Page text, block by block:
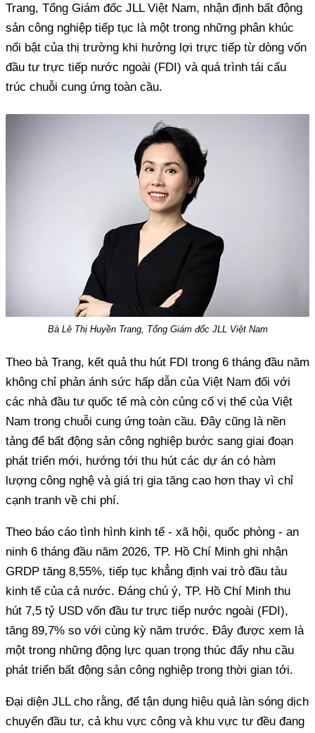
Trang, Tổng Giám đốc JLL Việt Nam, nhận định bất động
sản công nghiệp tiếp tục là một trong những phân khúc
nổi bật của thị trường khi hưởng lợi trực tiếp từ dòng vốn
đầu tư trực tiếp nước ngoài (FDI) và quá trình tái cấu
trúc chuỗi cung ứng toàn cầu.
Bà Lê Thị Huyền Trang, Tổng Giám đốc JLL Việt Nam
Theo bà Trang, kết quả thu hút FDI trong 6 tháng đầu năm
không chỉ phản ánh sức hấp dẫn của Việt Nam đối với
các nhà đầu tư quốc tế mà còn củng cố vị thế của Việt
Nam trong chuỗi cung ứng toàn cầu. Đây cũng là nền
tảng để bất động sản công nghiệp bước sang giai đoạn
phát triển mới, hướng tới thu hút các dự án có hàm
lượng công nghệ và giá trị gia tăng cao hơn thay vì chỉ
cạnh tranh về chi phí.
Theo báo cáo tình hình kinh tế - xã hội, quốc phòng - an
ninh 6 tháng đầu năm 2026, TP. Hồ Chí Minh ghi nhận
GRDP tăng 8,55%, tiếp tục khẳng định vai trò đầu tàu
kinh tế của cả nước. Đáng chú ý, TP. Hồ Chí Minh thu
hút 7,5 tỷ USD vốn đầu tư trực tiếp nước ngoài (FDI),
tăng 89,7% so với cùng kỳ năm trước. Đây được xem là
một trong những động lực quan trọng thúc đẩy nhu cầu
phát triển bất động sản công nghiệp trong thời gian tới.
Đại diện JLL cho rằng, để tận dụng hiệu quả làn sóng dịch
chuyển đầu tư, cả khu vực công và khu vực tư đều đang